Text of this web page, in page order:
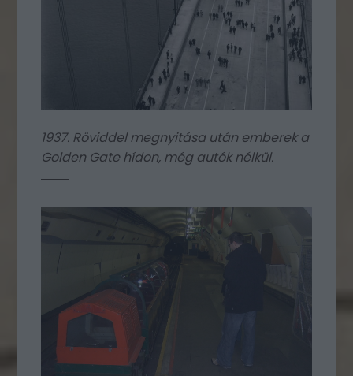
1937. Röviddel megnyitása után emberek a
Golden Gate hídon, még autók nélkül.